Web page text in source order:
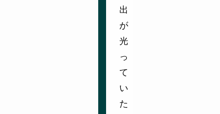
出
が
光
っ
て
い
た